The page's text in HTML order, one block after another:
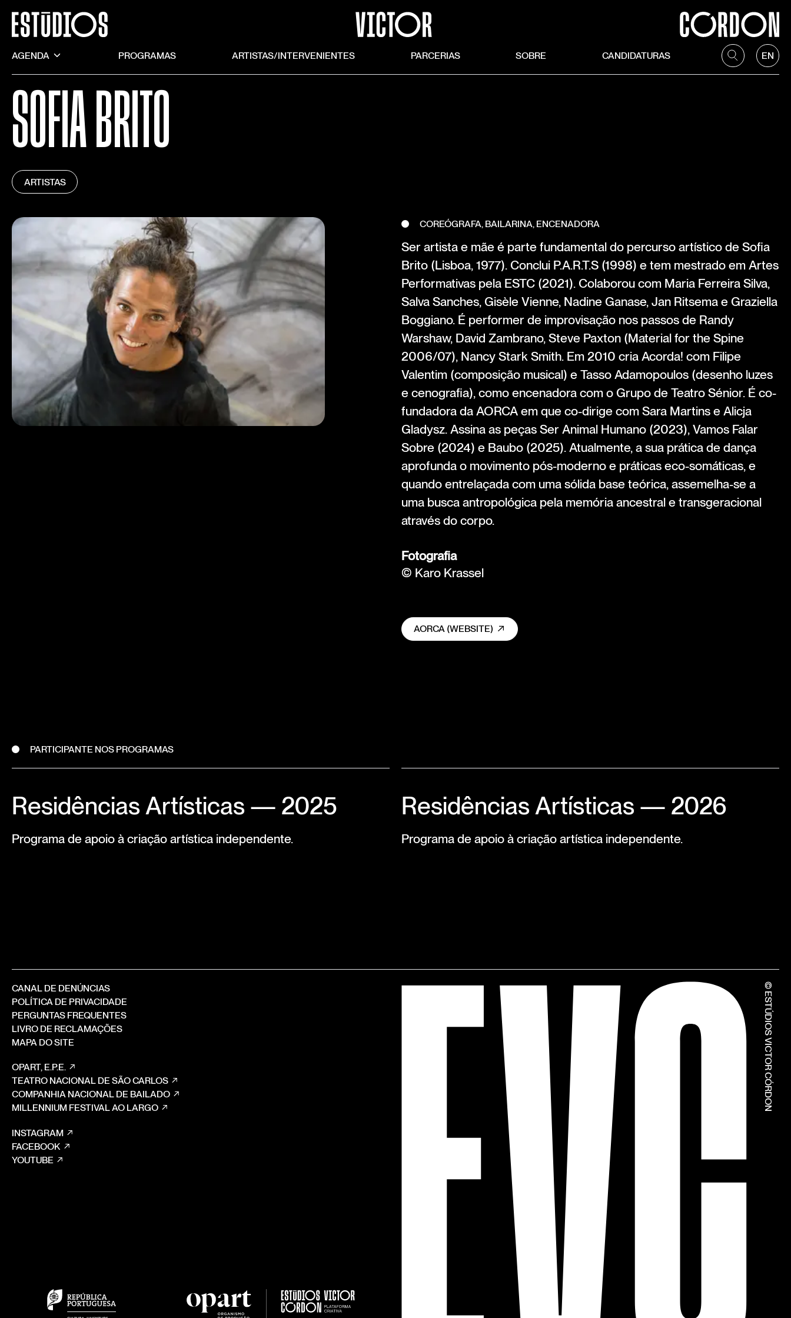
AGENDA PROGRAMAS ARTISTAS/INTERVENIENTES PARCERIAS SOBRE CANDIDATURAS EN
SOFIA BRITO
ARTISTAS
COREÓGRAFA, BAILARINA, ENCENADORA
Ser artista e mãe é parte fundamental do percurso artístico de Sofia
Brito (Lisboa, 1977). Conclui P.A.R.T.S (1998) e tem mestrado em Artes
Performativas pela ESTC (2021). Colaborou com Maria Ferreira Silva,
Salva Sanches, Gisèle Vienne, Nadine Ganase, Jan Ritsema e Graziella
Boggiano. É performer de improvisação nos passos de Randy
Warshaw, David Zambrano, Steve Paxton (Material for the Spine
2006/07), Nancy Stark Smith. Em 2010 cria Acorda! com Filipe
Valentim (composição musical) e Tasso Adamopoulos (desenho luzes
e cenografia), como encenadora com o Grupo de Teatro Sénior. É co-
fundadora da AORCA em que co-dirige com Sara Martins e Alicja
Gladysz. Assina as peças Ser Animal Humano (2023), Vamos Falar
Sobre (2024) e Baubo (2025). Atualmente, a sua prática de dança
aprofunda o movimento pós-moderno e práticas eco-somáticas, e
quando entrelaçada com uma sólida base teórica, assemelha-se a
uma busca antropológica pela memória ancestral e transgeracional
através do corpo.
Fotografia
© Karo Krassel
AORCA (WEBSITE)
PARTICIPANTE NOS PROGRAMAS
Residências Artísticas — 2025
Programa de apoio à criação artística independente.
Residências Artísticas — 2026
Programa de apoio à criação artística independente.
CANAL DE DENÚNCIAS
POLÍTICA DE PRIVACIDADE
PERGUNTAS FREQUENTES
LIVRO DE RECLAMAÇÕES
MAPA DO SITE
OPART, E.P.E.
TEATRO NACIONAL DE SÃO CARLOS
COMPANHIA NACIONAL DE BAILADO
MILLENNIUM FESTIVAL AO LARGO
INSTAGRAM
FACEBOOK
YOUTUBE
© ESTÚDIOS VICTOR CÓRDON